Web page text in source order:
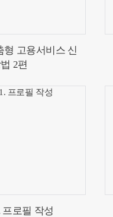
형 고용서비스 신
2편
로필 작성